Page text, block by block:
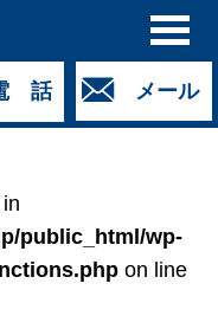
メール
話
public_html/wp-
on line